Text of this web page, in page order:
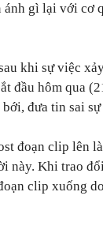
ánh gì lại với cơ
khi sự việc
đầu hôm qua
đưa tin sai sự
đoạn clip lên
này. Khi trao
clip xuống